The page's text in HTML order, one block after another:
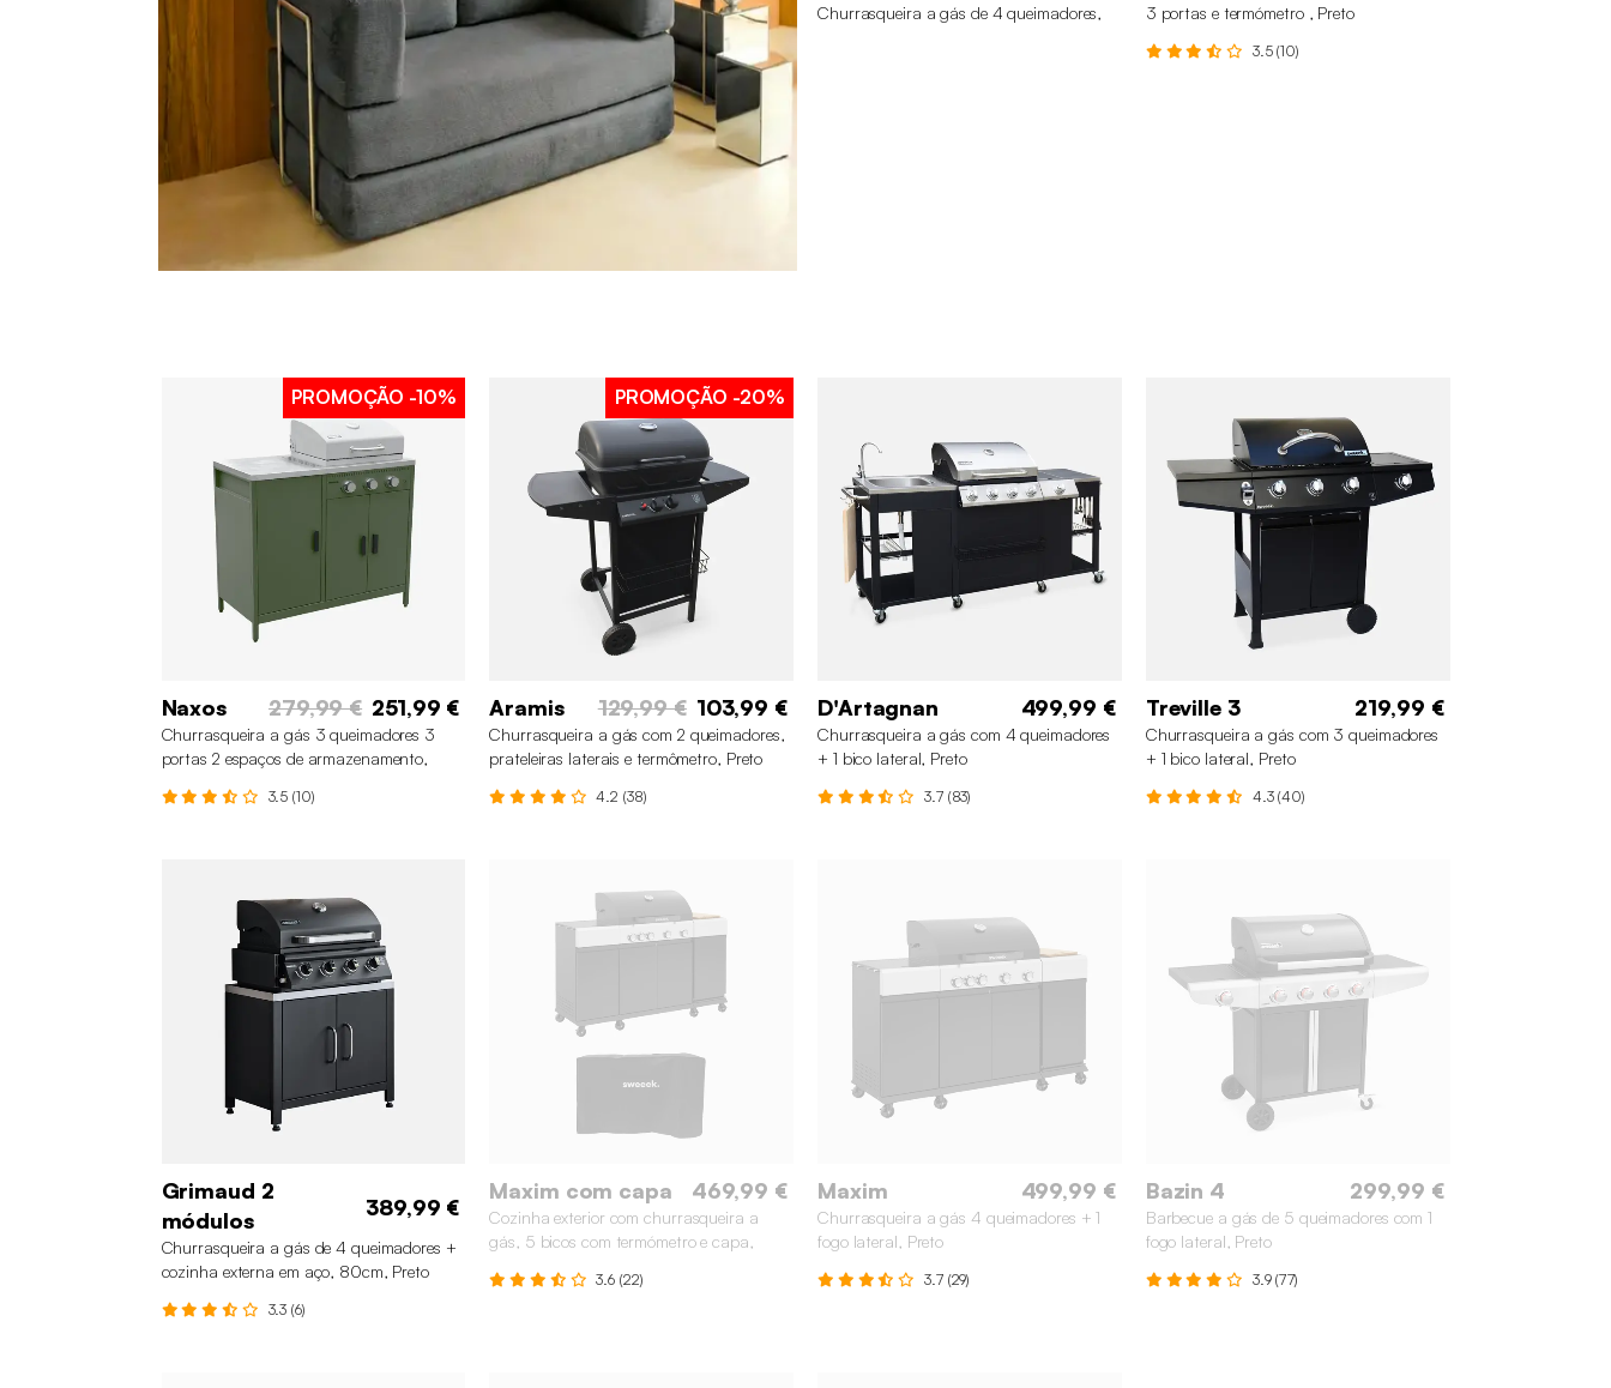
Churrasqueira a gás de 4 queimadores,
3 portas e termómetro , Preto
3.5 (10)
PROMOÇÃO -10%
Naxos 279,99 € 251,99 €
Churrasqueira a gás 3 queimadores 3
portas 2 espaços de armazenamento,
3.5 (10)
PROMOÇÃO -20%
Aramis 129,99 € 103,99 €
Churrasqueira a gás com 2 queimadores,
prateleiras laterais e termômetro, Preto
4.2 (38)
D'Artagnan 499,99 €
Churrasqueira a gás com 4 queimadores
+ 1 bico lateral, Preto
3.7 (83)
Treville 3 219,99 €
Churrasqueira a gás com 3 queimadores
+ 1 bico lateral, Preto
4.3 (40)
Grimaud 2
módulos
389,99 €
Churrasqueira a gás de 4 queimadores +
cozinha externa em aço, 80cm, Preto
3.3 (6)
Maxim com capa 469,99 €
Cozinha exterior com churrasqueira a
gás, 5 bicos com termómetro e capa,
3.6 (22)
Maxim 499,99 €
Churrasqueira a gás 4 queimadores + 1
fogo lateral, Preto
3.7 (29)
Bazin 4 299,99 €
Barbecue a gás de 5 queimadores com 1
fogo lateral, Preto
3.9 (77)